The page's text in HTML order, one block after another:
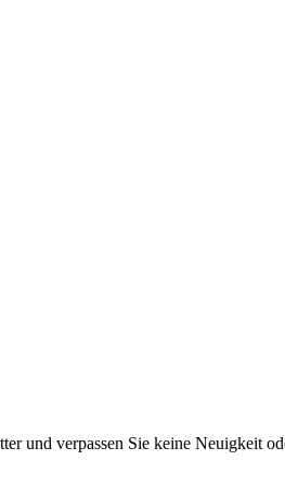
und verpassen Sie keine Neuigkeit